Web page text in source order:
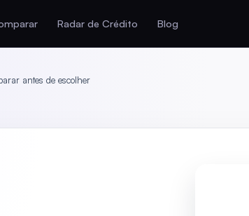
Radar de Crédito Blog
antes de escolher